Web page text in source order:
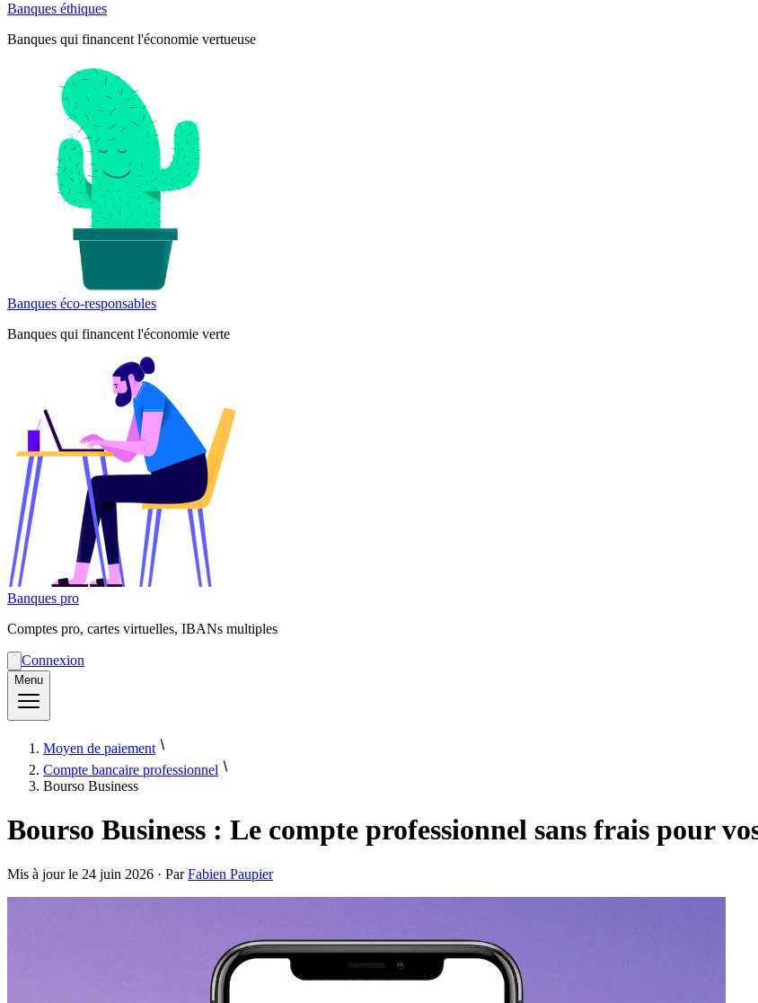
Banques éthiques
Banques qui financent l'économie vertueuse
Banques éco-responsables
Banques qui financent l'économie verte
Banques pro
Comptes pro, cartes virtuelles, IBANs multiples
Connexion
Menu
Moyen de paiement
Compte bancaire professionnel
Bourso Business
Bourso Business : Le compte professionnel sans frais pour
Mis à jour le 24 juin 2026 · ParFabien Paupier